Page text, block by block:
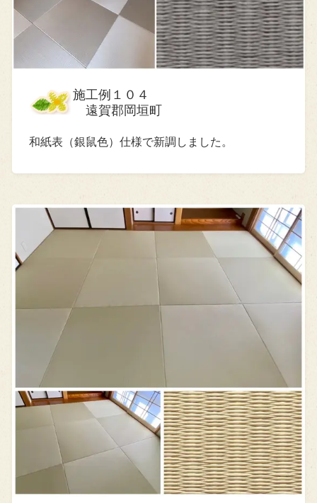
施工例１０４
遠賀郡岡垣町
和紙表（銀鼠色）仕様で新調しました。